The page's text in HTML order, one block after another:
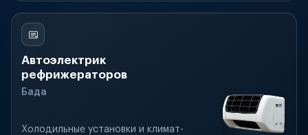
Автоэлектрик
рефрижераторов
Бада
Холодильные установки и климат-